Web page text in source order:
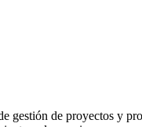
gestión de proyectos y